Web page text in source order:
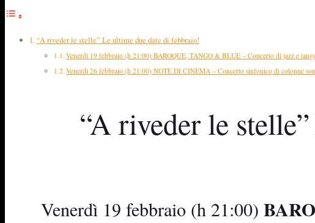
“A riveder le stelle” Le ultime due date di febbraio!
Venerdì 19 febbraio (h 21:00) BAROQUE, TANGO & BLUE – Concerto di jazz e
Venerdì 26 febbraio (h 21:00) NOTE DI CINEMA – Concerto sinfonico di colonne
“A riveder le
Venerdì 19 febbraio (h 21:00)